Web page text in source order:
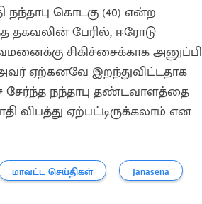
கொடகு (40) என்ற
தகவலின் பேரில், ஈரோடு
சிகிச்சைக்காக அனுப்பி
ஏற்கனவே இறந்துவிட்டதாக
சேர்ந்த நந்தாபு தண்டவாளத்தை
விபத்து ஏற்பட்டிருக்கலாம் என
மாவட்ட செய்திகள் Janasena